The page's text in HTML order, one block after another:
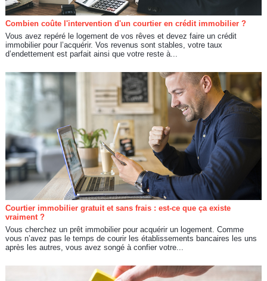
Combien coûte l'intervention d'un courtier en crédit immobilier ?
Vous avez repéré le logement de vos rêves et devez faire un crédit
immobilier pour l’acquérir. Vos revenus sont stables, votre taux
d’endettement est parfait ainsi que votre reste à...
Courtier immobilier gratuit et sans frais : est-ce que ça existe
vraiment ?
Vous cherchez un prêt immobilier pour acquérir un logement. Comme
vous n’avez pas le temps de courir les établissements bancaires les uns
après les autres, vous avez songé à confier votre...